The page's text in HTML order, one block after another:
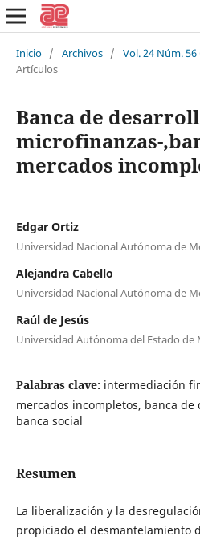
Inicio / Archivos / Vol. 24 Núm.
Artículos
Banca de
microfinanzas-
mercados
Edgar Ortiz
Universidad Nacional Autónoma de
Alejandra Cabello
Universidad Nacional Autónoma de
Raúl de Jesús
Universidad Autónoma del Estado de
Palabras clave: intermediación
mercados incompletos, banca
banca social
Resumen
La liberalización y la
propiciado el desmantelamiento